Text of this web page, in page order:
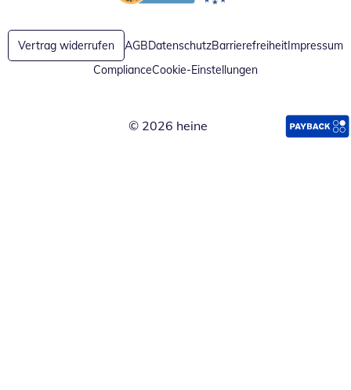
Öffnet in neuem FensterÖffnet in neuem Fenster
Vertrag widerrufen AGBDatenschutzBarrierefreiheitImpressum
ComplianceCookie-Einstellungen
© 2026 heine